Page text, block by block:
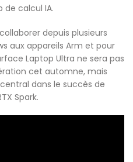
de calcul IA.
depuis plusieurs
aux appareils Arm et pour
Laptop Ultra ne sera pas
cet automne, mais
dans le succès de
Spark.